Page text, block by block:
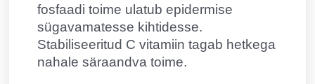
fosfaadi toime ulatub epidermise
sügavamatesse kihtidesse.
Stabiliseeritud C vitamiin tagab hetkega
nahale säraandva toime.